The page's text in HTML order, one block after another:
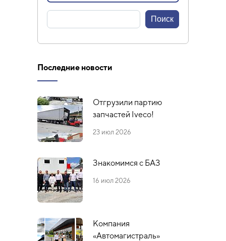
Последние новости
Отгрузили партию
запчастей Iveco!
23 июл 2026
Знакомимся с БАЗ
16 июл 2026
Компания
«Автомагистраль»